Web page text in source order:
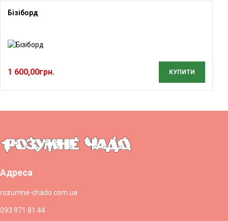
Бізіборд
1 600,00грн. КУПИТИ
Адреса
rozumne-chado.com.ua
093 971 81 44